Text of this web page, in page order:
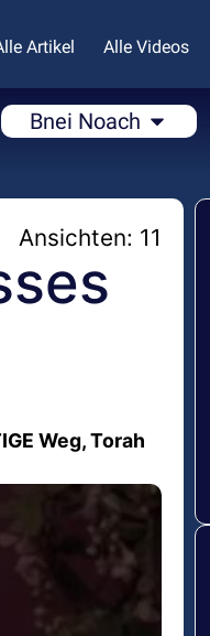
Artikel Alle Videos
Bnei Noach
Ansichten: 11
Weg, Torah